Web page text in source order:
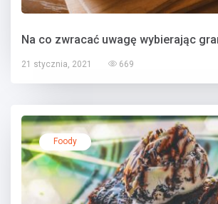
Na co zwracać uwagę wybierając
21 stycznia, 2021 669
Foody